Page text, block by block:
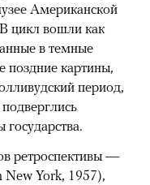
Американской
цикл вошли как
в темные
поздние картины,
период,
ретроспективы —
York, 1957),